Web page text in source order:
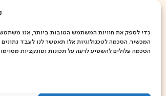
המכשיר. הסכמה לטכנולוגיות אלו תאפשר לנו לעבד
הסכמה עלולים להשפיע לרעה על תכונות ופונקציות